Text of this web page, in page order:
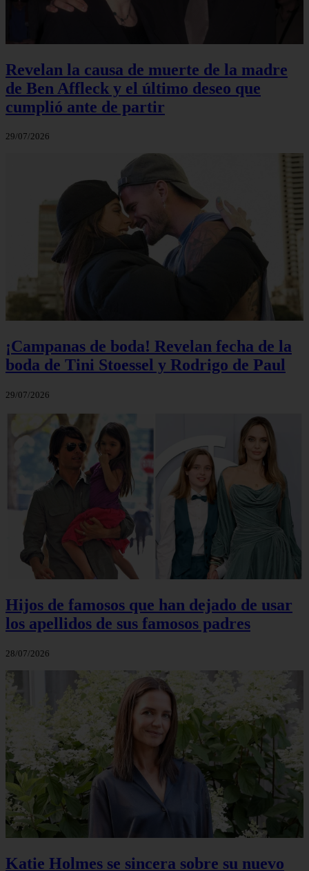
Revelan la causa de muerte de la madre
de Ben Affleck y el último deseo que
cumplió ante de partir
29/07/2026
¡Campanas de boda! Revelan fecha de la
boda de Tini Stoessel y Rodrigo de Paul
29/07/2026
Hijos de famosos que han dejado de usar
los apellidos de sus famosos padres
28/07/2026
Katie Holmes se sincera sobre su nuevo